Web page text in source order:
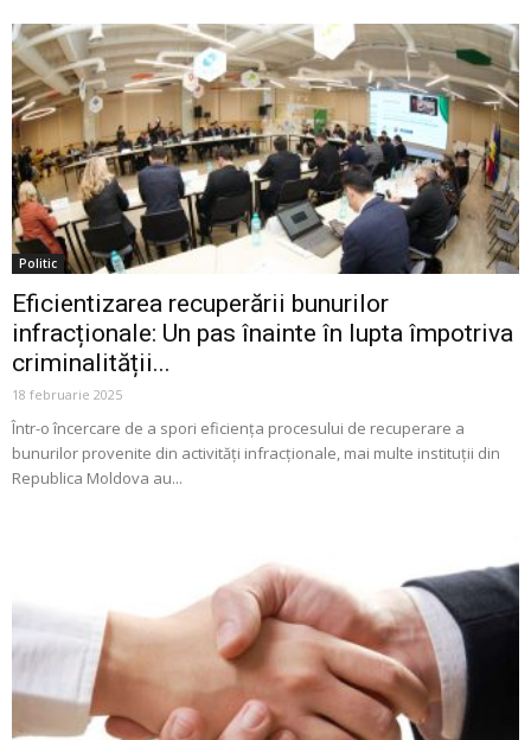
Politic
Eficientizarea recuperării bunurilor
infracționale: Un pas înainte în lupta împotriva
criminalității...
18 februarie 2025
Într-o încercare de a spori eficiența procesului de recuperare a
bunurilor provenite din activități infracționale, mai multe instituții din
Republica Moldova au...